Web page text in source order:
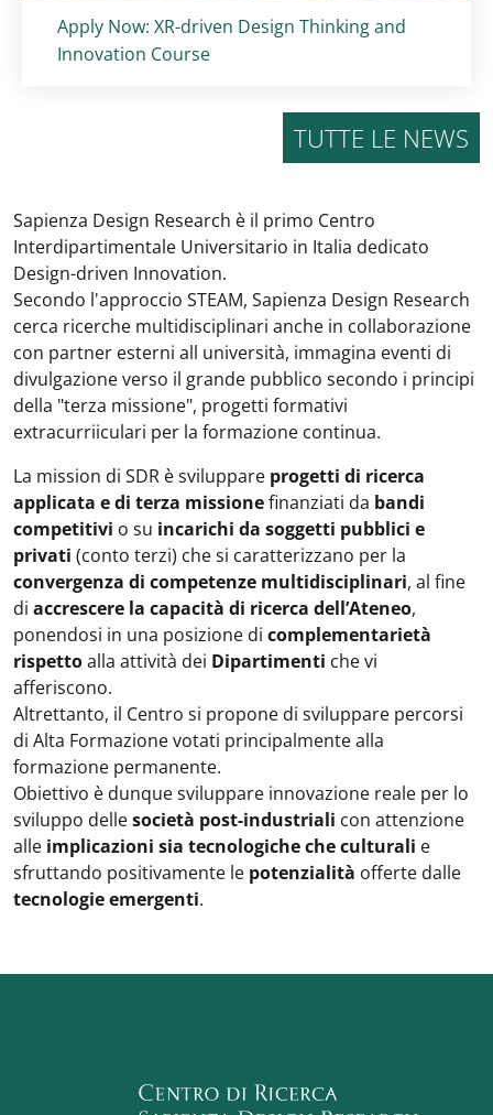
Titolo card :
Apply Now: XR-driven Design Thinking and
Innovation Course
TUTTE LE NEWS
Sapienza Design Research è il primo Centro
Interdipartimentale Universitario in Italia dedicato
Design-driven Innovation.
Secondo l'approccio STEAM, Sapienza Design Research
cerca ricerche multidisciplinari anche in collaborazione
con partner esterni all università, immagina eventi di
divulgazione verso il grande pubblico secondo i principi
della "terza missione", progetti formativi
extracurriiculari per la formazione continua.
La mission di SDR è sviluppare progetti di ricerca
applicata e di terza missionefinanziati da bandi
competitivi o su incarichi da soggetti pubblici e
privati (conto terzi) che si caratterizzano per la
convergenza di competenze multidisciplinari, al fine
di accrescere la capacità di ricerca dell’Ateneo,
ponendosi in una posizione di complementarietà
rispettoalla attività dei Dipartimenti che vi
afferiscono.
Altrettanto, il Centro si propone di sviluppare percorsi
di Alta Formazione votati principalmente alla
formazione permanente.
Obiettivo è dunque sviluppare innovazione reale per lo
sviluppo dellesocietà post-industriali con attenzione
alle implicazioni sia tecnologiche che culturali e
sfruttando positivamente le potenzialità offerte dalle
tecnologie emergenti.